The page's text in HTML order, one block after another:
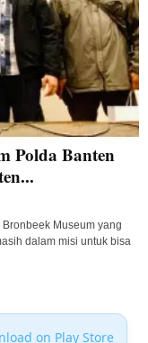
Polda Banten
Museum yang
dalam misi untuk bisa